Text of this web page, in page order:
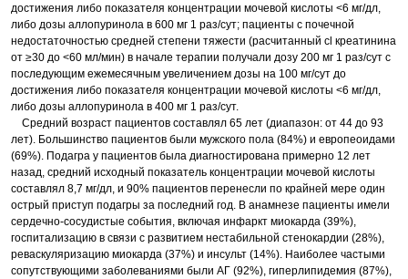
достижения либо показателя концентрации мочевой кислоты <6 мг/дл,
либо дозы аллопуринола в 600 мг 1 раз/сут; пациенты с почечной
недостаточностью средней степени тяжести (расчитанный сl креатинина
от ≥30 до <60 мл/мин) в начале терапии получали дозу 200 мг 1 раз/сут с
последующим ежемесячным увеличением дозы на 100 мг/сут до
достижения либо показателя концентрации мочевой кислоты <6 мг/дл,
либо дозы аллопуринола в 400 мг 1 раз/сут.
Средний возраст пациентов составлял 65 лет (диапазон: от 44 до 93
лет). Большинство пациентов были мужского пола (84%) и европеоидами
(69%). Подагра у пациентов была диагностирована примерно 12 лет
назад, средний исходный показатель концентрации мочевой кислоты
составлял 8,7 мг/дл, и 90% пациентов перенесли по крайней мере один
острый приступ подагры за последний год. В анамнезе пациенты имели
сердечно-сосудистые события, включая инфаркт миокарда (39%),
госпитализацию в связи с развитием нестабильной стенокардии (28%),
реваскуляризацию миокарда (37%) и инсульт (14%). Наиболее частыми
сопутствующими заболеваниями были АГ (92%), гиперлипидемия (87%),